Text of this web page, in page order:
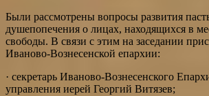
Были рассмотрены вопросы развития
душепопечения о лицах, находящихся в
свободы. В связи с этим на заседании
Иваново-Вознесенской епархии:
· секретарь Иваново-Вознесенского
управления иерей Георгий Витязев;